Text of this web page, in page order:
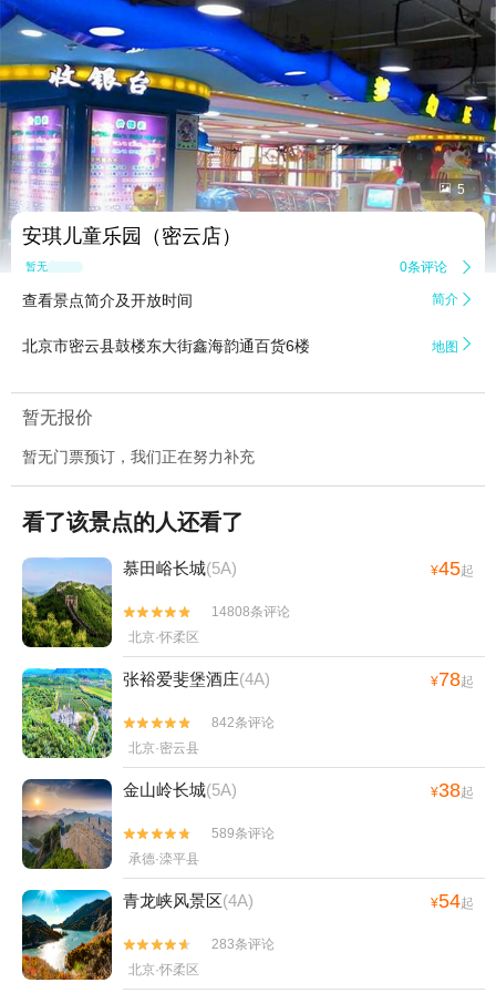
 5
安琪儿童乐园（密云店）
暂无点评 0条评论 
查看景点简介及开放时间 简介 
北京市密云县鼓楼东大街鑫海韵通百货6楼 地图 
暂无报价
暂无门票预订，我们正在努力补充
看了该景点的人还看了
慕田峪长城(5A) ¥45起


14808条评论
北京·怀柔区
张裕爱斐堡酒庄(4A) ¥78起


842条评论
北京·密云县
金山岭长城(5A) ¥38起


589条评论
承德·滦平县
青龙峡风景区(4A) ¥54起


283条评论
北京·怀柔区
